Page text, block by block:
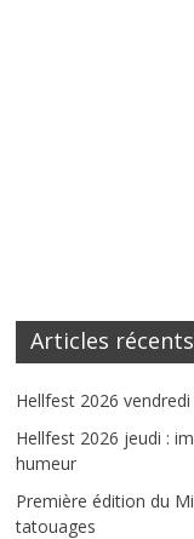
Articles récents
Hellfest 2026
Hellfest 2026 jeudi :
humeur
Première édition du
tatouages